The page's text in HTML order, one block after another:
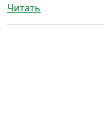
Читать